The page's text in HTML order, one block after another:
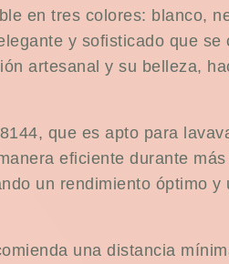
en tres colores: blanco,
y sofisticado que se
artesanal y su belleza,
que es apto para
eficiente durante
un rendimiento óptimo y
una distancia